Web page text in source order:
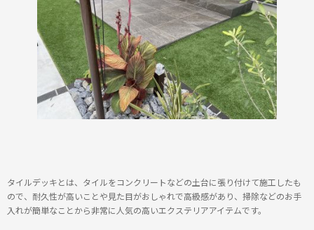
タイルデッキとは、タイルをコンクリートなどの土台に張り付けて施工したも
ので、耐久性が高いことや見た目がおしゃれで高級感があり、掃除などのお手
入れが簡単なことから非常に人気の高いエクステリアアイテムです。